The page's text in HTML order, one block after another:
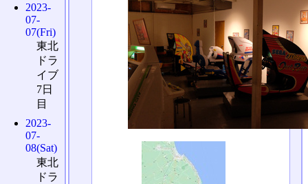
2023-
07-
07(Fri)
東北
ドラ
イブ
7日
目
2023-
07-
08(Sat)
東北
ドラ